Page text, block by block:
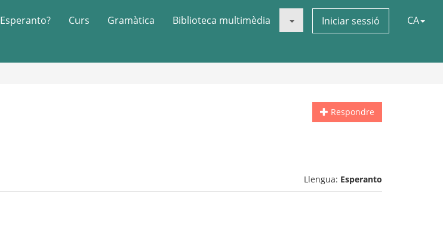
Esperanto? Curs Gramàtica Biblioteca multimèdia Iniciar sessió CA
Respondre
Llengua: Esperanto